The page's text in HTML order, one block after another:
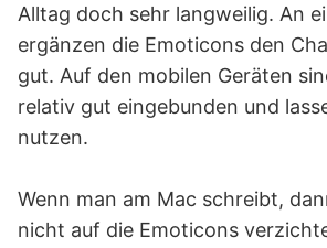
Alltag doch sehr langweilig. An
ergänzen die Emoticons den
gut. Auf den mobilen Geräten
relativ gut eingebunden und
nutzen.
Wenn man am Mac schreibt,
nicht auf die Emoticons